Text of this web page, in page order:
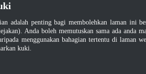
Total:
Keselamatan
adalah penting bagi membolehkan laman ini
Anda boleh memutuskan sama ada anda
menggunakan bahagian tertentu di laman
kuki.